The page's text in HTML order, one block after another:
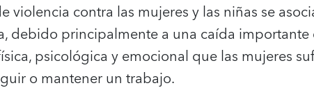
violencia contra las mujeres y las niñas se
debido principalmente a una caída importante
psicológica y emocional que las mujeres
o mantener un trabajo.